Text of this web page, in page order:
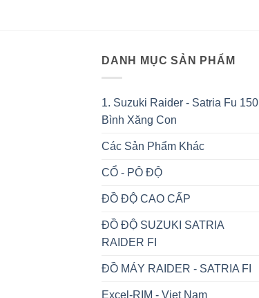
DANH MỤC SẢN PHẨM
1. Suzuki Raider - Satria Fu 150
Bình Xăng Con
Các Sản Phẩm Khác
CỔ - PÔ ĐỘ
ĐỒ ĐỘ CAO CẤP
ĐỒ ĐỘ SUZUKI SATRIA
RAIDER FI
ĐỒ MÁY RAIDER - SATRIA FI
Excel-RIM - Viet Nam